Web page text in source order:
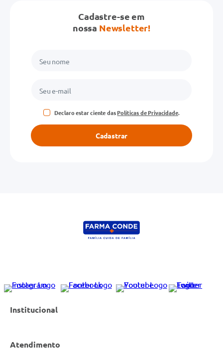
Cadastre-se em
nossa Newsletter!
Declaro estar ciente dasPolíticas de Privacidade.
Cadastrar
Institucional
Atendimento